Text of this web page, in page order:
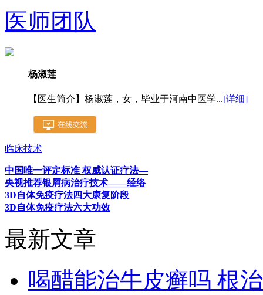
医师团队
杨淑莲
【医生简介】杨淑莲，女，毕业于河南中医学...[详细]
临床技术
中国唯一评定标准 权威认证疗法—
央视推荐银屑病治疗技术——经络
3D自体免疫疗法四大康复阶段
3D自体免疫疗法六大功效
最新文章
喝醋能治牛皮癣吗 根